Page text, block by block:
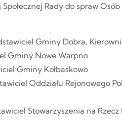
Rady do spraw
Gminy Dobra,
Gminy Nowe Warpno
Gminy Kołbaskowo
Oddziału Rejonowego
Stowarzyszenia na Rzecz